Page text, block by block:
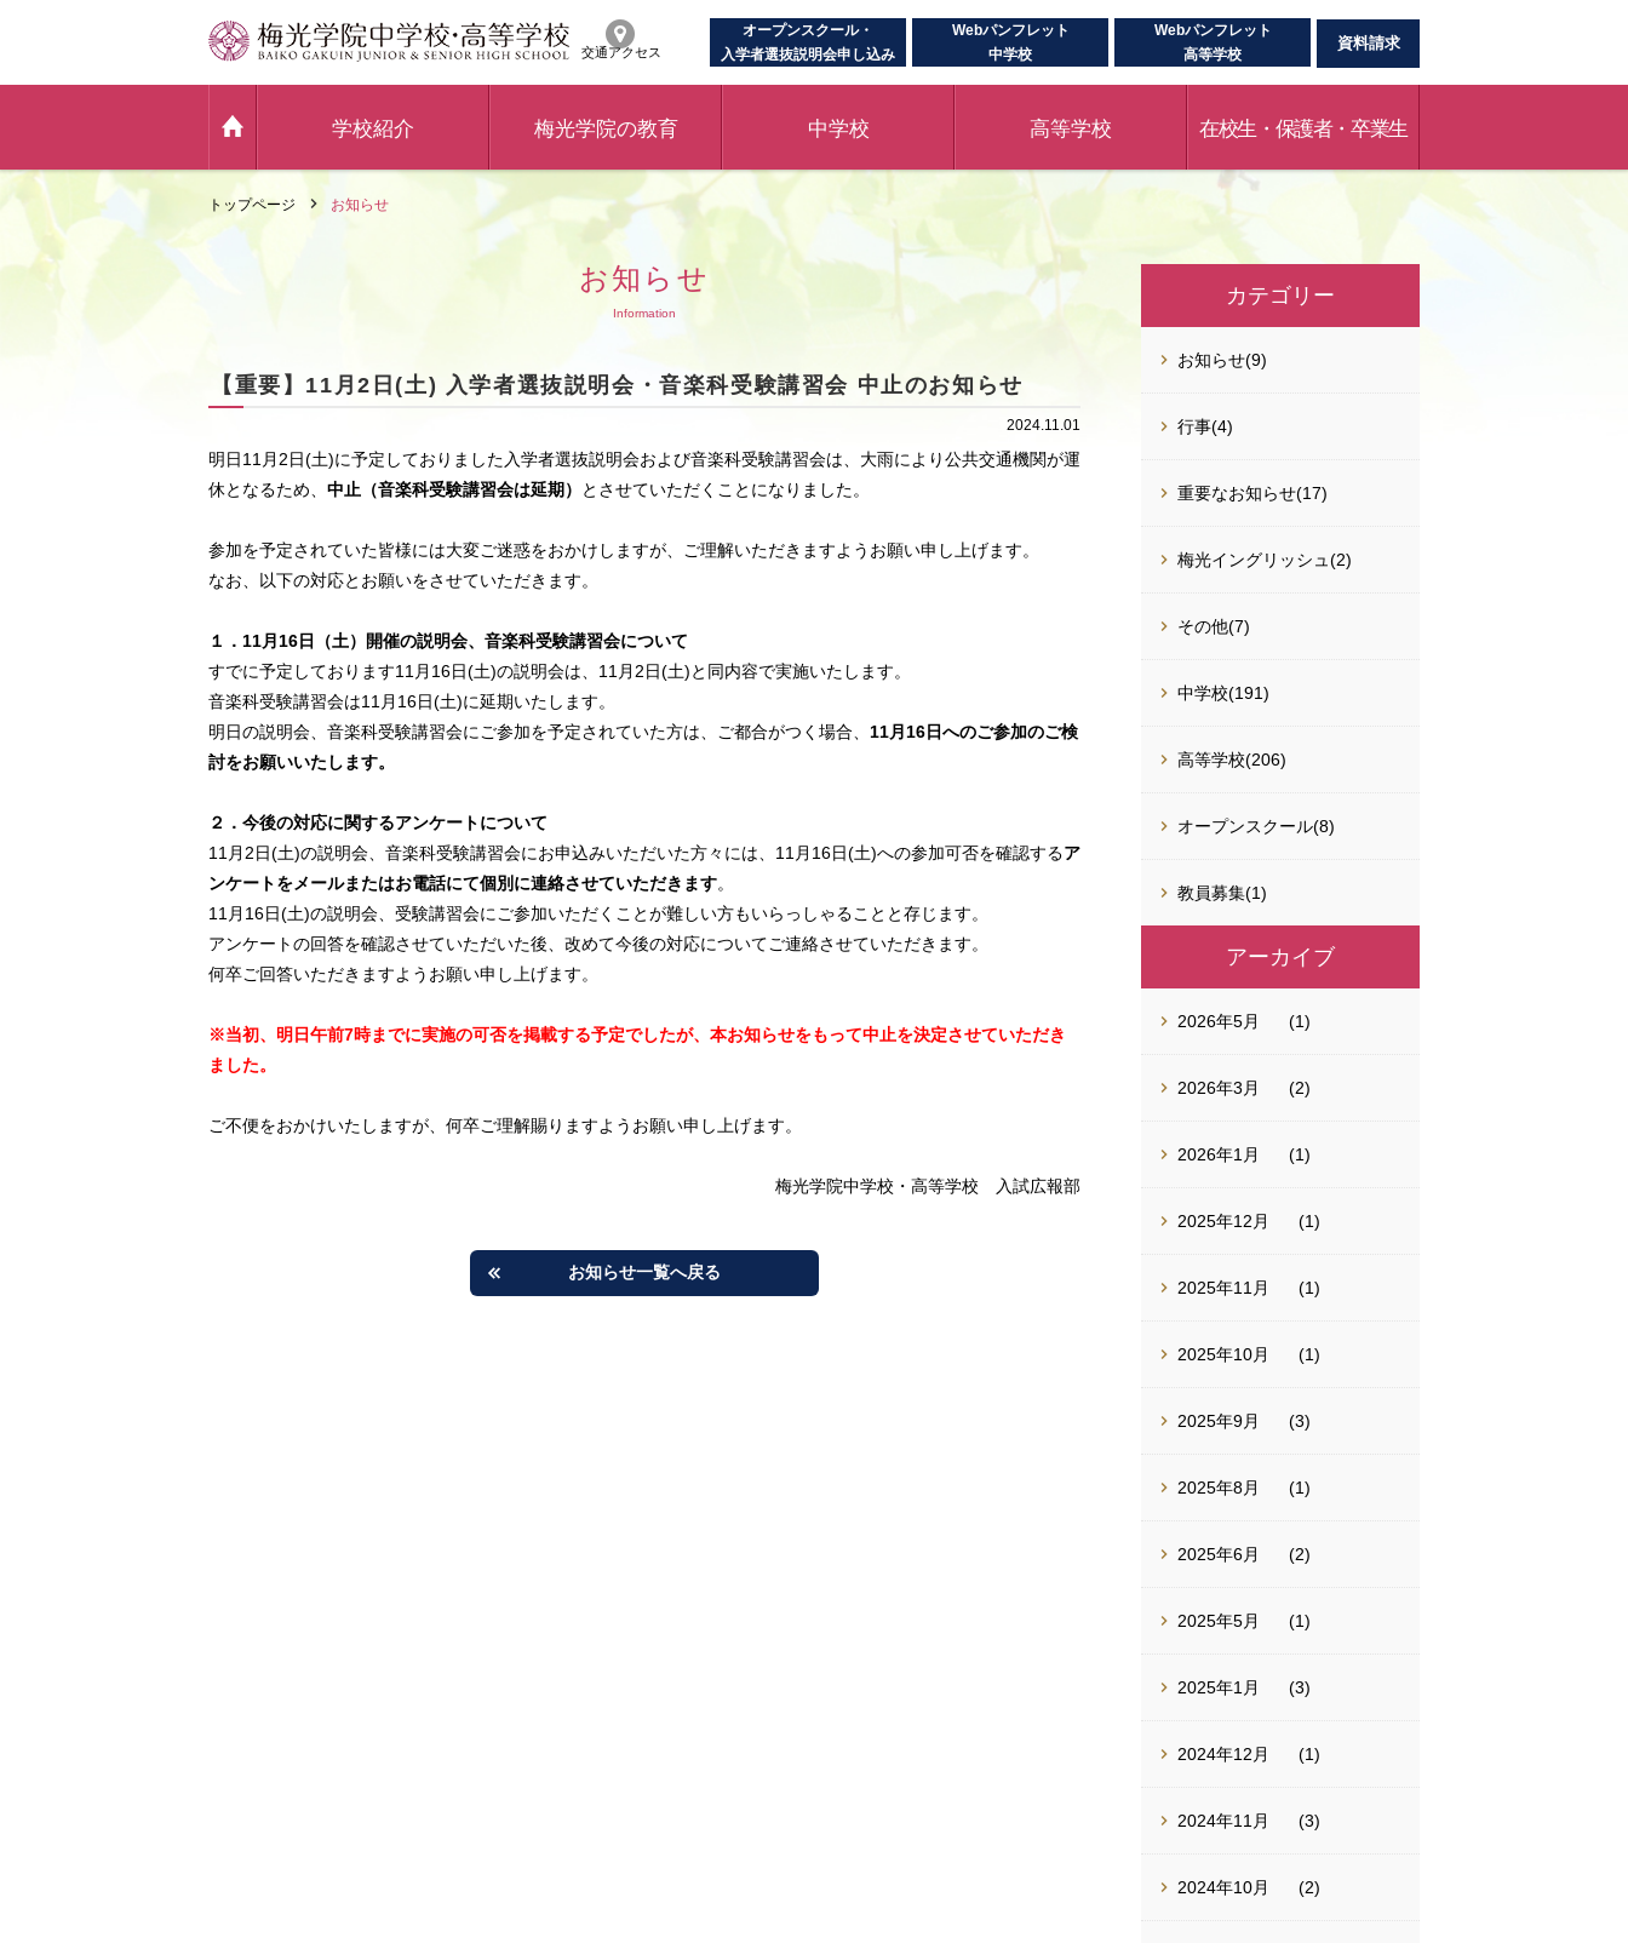
交通アクセス
オープンスクール・
入学者選抜説明会申し込み
Webパンフレット
中学校
Webパンフレット
高等学校
資料請求
学校紹介 梅光学院の教育 中学校 高等学校 在校生・保護者・卒業生
トップページ お知らせ
お知らせ
Information
【重要】11月2日(土) 入学者選抜説明会・音楽科受験講習会 中止のお知らせ
2024.11.01
明日11月2日(土)に予定しておりました入学者選抜説明会および音楽科受験講習会は、大雨により公共交通機関が運
休となるため、 中止（音楽科受験講習会は延期） とさせていただくことになりました。
参加を予定されていた皆様には大変ご迷惑をおかけしますが、ご理解いただきますようお願い申し上げます。
なお、以下の対応とお願いをさせていただきます。
１．11月16日（土）開催の説明会、音楽科受験講習会について
すでに予定しております11月16日(土)の説明会は、11月2日(土)と同内容で実施いたします。
音楽科受験講習会は11月16日(土)に延期いたします。
明日の説明会、音楽科受験講習会にご参加を予定されていた方は、ご都合がつく場合、 11月16日へのご参加のご検
討をお願いいたします。
２．今後の対応に関するアンケートについて
11月2日(土)の説明会、音楽科受験講習会にお申込みいただいた方々には、11月16日(土)への参加可否を確認するア
ンケートをメールまたはお電話にて個別に連絡させていただきます。
11月16日(土)の説明会、受験講習会にご参加いただくことが難しい方もいらっしゃることと存じます。
アンケートの回答を確認させていただいた後、改めて今後の対応についてご連絡させていただきます。
何卒ご回答いただきますようお願い申し上げます。
※当初、明日午前7時までに実施の可否を掲載する予定でしたが、本お知らせをもって中止を決定させていただき
ました。
ご不便をおかけいたしますが、何卒ご理解賜りますようお願い申し上げます。
梅光学院中学校・高等学校 入試広報部
お知らせ一覧へ戻る
カテゴリー
お知らせ(9)
行事(4)
重要なお知らせ(17)
梅光イングリッシュ(2)
その他(7)
中学校(191)
高等学校(206)
オープンスクール(8)
教員募集(1)
アーカイブ
2026年5月 (1)
2026年3月 (2)
2026年1月 (1)
2025年12月 (1)
2025年11月 (1)
2025年10月 (1)
2025年9月 (3)
2025年8月 (1)
2025年6月 (2)
2025年5月 (1)
2025年1月 (3)
2024年12月 (1)
2024年11月 (3)
2024年10月 (2)